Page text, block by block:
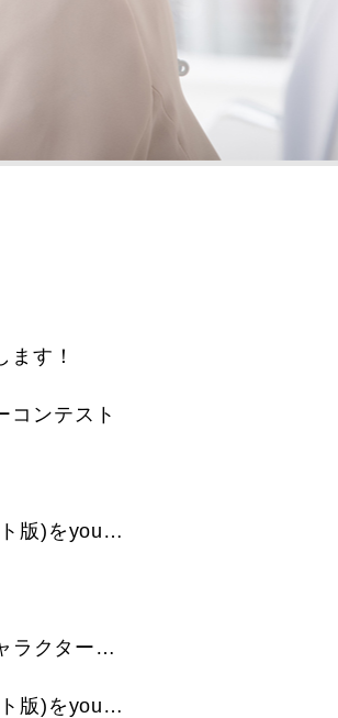
す！
コンテスト
第19回コールセンターオペレーターコンテストの模様(ダイジェスト版)をyoutubeにて公開いたしました！
河北新報(2024年1月1日発刊)に、みやぎコールセンター協議会キャラクター「コールセンターアニメむすび丸」が掲載
第18回コールセンターオペレーターコンテストの模様(ダイジェスト版)をyoutubeにて公開いたしました！